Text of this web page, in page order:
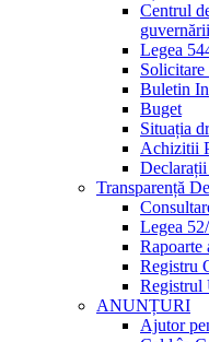
Centrul
Legea
Buletin
Buget
Situația
Achizitii
Declarații
Transparență
Legea
Rapoarte
Registru
Registrul
ANUNȚURI
Ajutor